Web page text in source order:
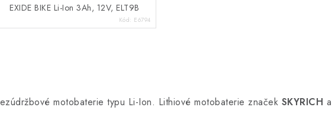
EXIDE BIKE Li-Ion 3Ah, 12V, ELT9B
Kód: E6794
motobaterie typu Li-Ion. Lithiové motobaterie značek SKYRICH a